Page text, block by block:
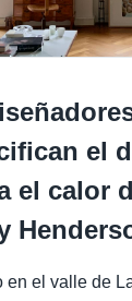
el
el calor
en el valle de